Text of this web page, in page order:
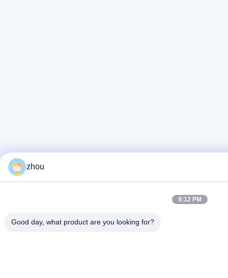
zhou
9:12 PM
Good day, what product are you looking for?